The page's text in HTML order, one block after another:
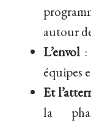
autour
L’envol
équipes
Et
la